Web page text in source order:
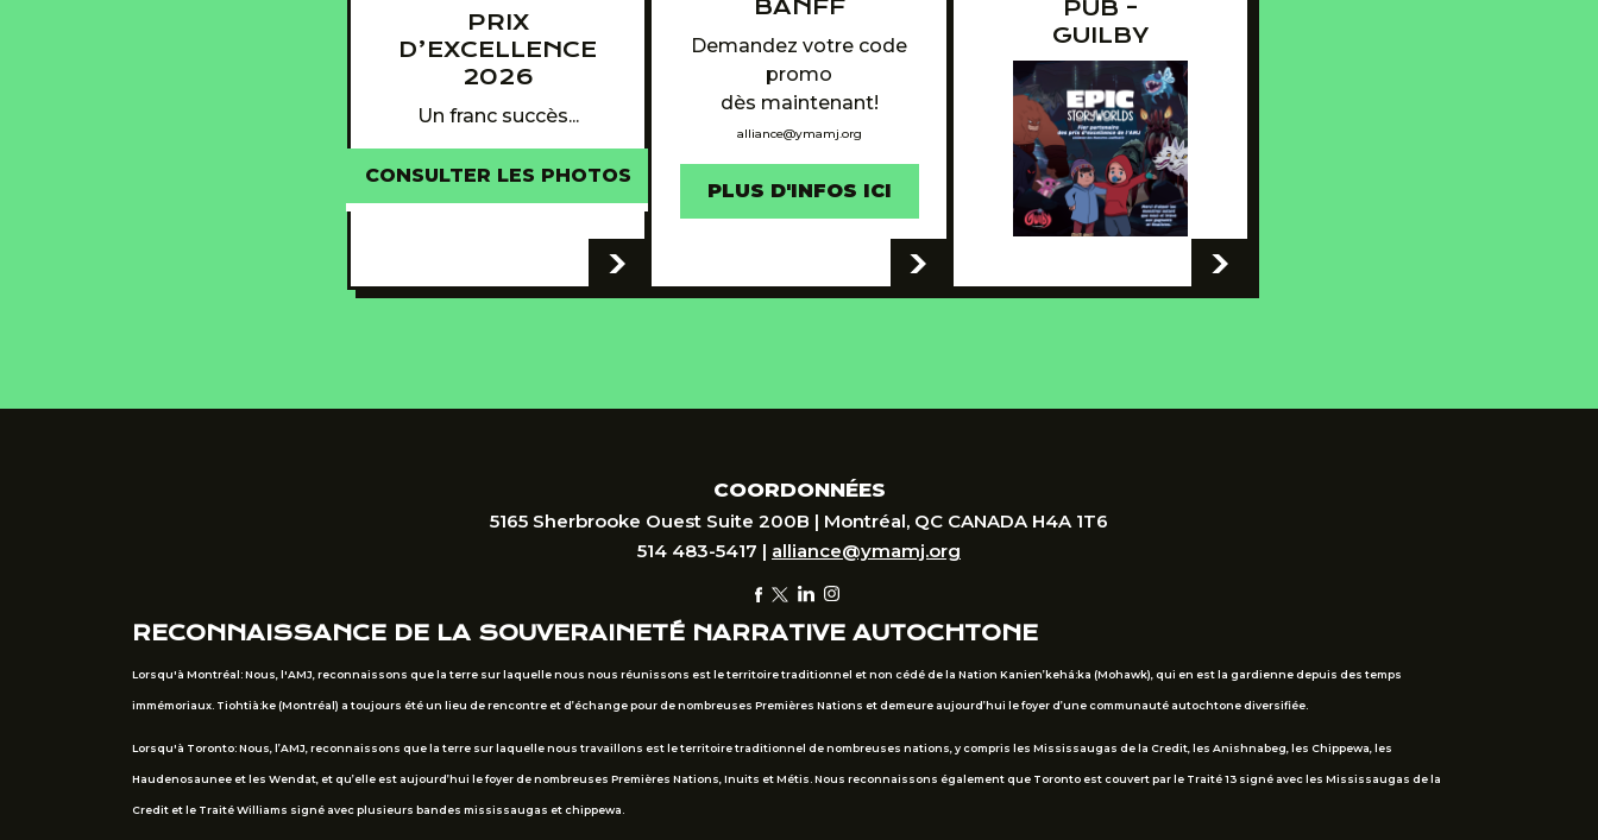
PRIX
D’EXCELLENCE
2026
Un franc succès...
CONSULTER LES PHOTOS
-
BANFF
Demandez votre code
promo
dès maintenant!
alliance@ymamj.org
PLUS D'INFOS ICI
-
PUB -
GUILBY
-
COORDONNÉES
5165 Sherbrooke Ouest Suite 200B | Montréal, QC CANADA H4A 1T6
514 483-5417 | alliance@ymamj.org
RECONNAISSANCE DE LA SOUVERAINETÉ NARRATIVE AUTOCHTONE
Lorsqu'à Montréal: Nous, l'AMJ, reconnaissons que la terre sur laquelle nous nous réunissons est le territoire traditionnel et non cédé de la Nation Kanien’kehá:ka (Mohawk), qui en est la gardienne depuis des temps
immémoriaux. Tiohtià:ke (Montréal) a toujours été un lieu de rencontre et d’échange pour de nombreuses Premières Nations et demeure aujourd’hui le foyer d’une communauté autochtone diversifiée.
Lorsqu'à Toronto: Nous, l’AMJ, reconnaissons que la terre sur laquelle nous travaillons est le territoire traditionnel de nombreuses nations, y compris les Mississaugas de la Credit, les Anishnabeg, les Chippewa, les
Haudenosaunee et les Wendat, et qu’elle est aujourd’hui le foyer de nombreuses Premières Nations, Inuits et Métis. Nous reconnaissons également que Toronto est couvert par le Traité 13 signé avec les Mississaugas de la
Credit et le Traité Williams signé avec plusieurs bandes mississaugas et chippewa.